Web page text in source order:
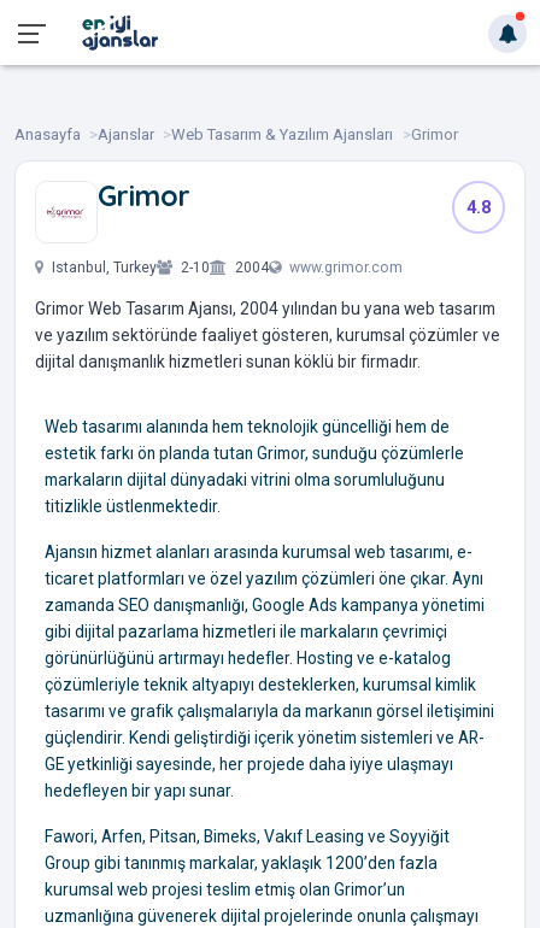
Anasayfa Ajanslar Web Tasarım & Yazılım Ajansları Grimor
Grimor 4.8
Istanbul, Turkey 2-10 2004 www.grimor.com
Grimor Web Tasarım Ajansı, 2004 yılından bu yana web tasarım
ve yazılım sektöründe faaliyet gösteren, kurumsal çözümler ve
dijital danışmanlık hizmetleri sunan köklü bir firmadır.
Web tasarımı alanında hem teknolojik güncelliği hem de
estetik farkı ön planda tutan Grimor, sunduğu çözümlerle
markaların dijital dünyadaki vitrini olma sorumluluğunu
titizlikle üstlenmektedir.
Ajansın hizmet alanları arasında kurumsal web tasarımı, e-
ticaret platformları ve özel yazılım çözümleri öne çıkar. Aynı
zamanda SEO danışmanlığı, Google Ads kampanya yönetimi
gibi dijital pazarlama hizmetleri ile markaların çevrimiçi
görünürlüğünü artırmayı hedefler. Hosting ve e-katalog
çözümleriyle teknik altyapıyı desteklerken, kurumsal kimlik
tasarımı ve grafik çalışmalarıyla da markanın görsel iletişimini
güçlendirir. Kendi geliştirdiği içerik yönetim sistemleri ve AR-
GE yetkinliği sayesinde, her projede daha iyiye ulaşmayı
hedefleyen bir yapı sunar.
Fawori, Arfen, Pitsan, Bimeks, Vakıf Leasing ve Soyyiğit
Group gibi tanınmış markalar, yaklaşık 1200’den fazla
kurumsal web projesi teslim etmiş olan Grimor’un
uzmanlığına güvenerek dijital projelerinde onunla çalışmayı